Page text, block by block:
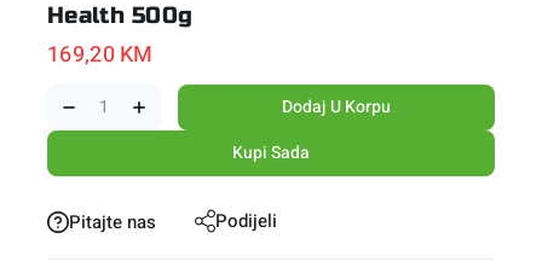
Health 500g
169,20KM
Dodaj U Korpu
Kupi Sada
Pitajte nas Podijeli